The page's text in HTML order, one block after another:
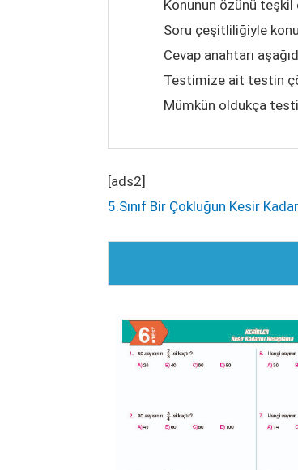
Konunun özünü teşkil
Soru çeşitliliğiyle
Cevap anahtarı
Testimize ait testin
Mümkün oldukça
[ads2]
5.Sınıf Bir Çokluğun Kesir